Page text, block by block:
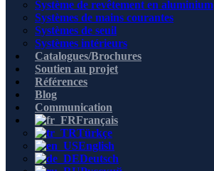
Système de revêtement en aluminium
Systèmes de mains courantes
Systèmes de seuil
Systèmes intérieurs
Catalogues/Brochures
Soutien au projet
Références
Blog
Communication
Français
Türkçe
English
Deutsch